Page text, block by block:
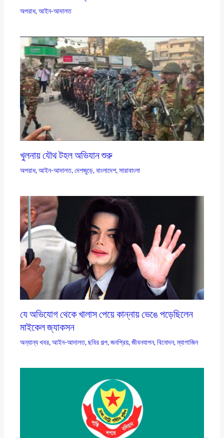
অপরাধ,আইন-আদালত
খুলনায় যৌথ টহল অভিযান শুরু
অপরাধ,আইন-আদালত,দেশজুড়ে,বাংলাদেশ,সারাবাংলা
যে অভিযোগ থেকে খালাস পেয়ে কান্নায় ভেঙে পড়েছিলেন
মাইকেল জ্যাকসন
অন্যান্য খবর,আইন-আদালত,ছবির গল্প,জনপ্রিয়,জীবনযাপন,বিনোদন,ম্যাগাজিন